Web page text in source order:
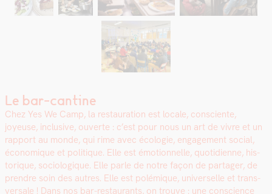
Le bar-cantine
Chez Yes We Camp, la restau­ra­tion est locale, con­sciente,
joyeuse, inclu­sive, ouverte : c’est pour nous un art de vivre et un
rap­port au monde, qui rime avec écolo­gie, engage­ment social,
économique et poli­tique. Elle est émo­tion­nelle, quo­ti­di­enne, his­
torique, soci­ologique. Elle par­le de notre façon de partager, de
pren­dre soin des autres. Elle est polémique, uni­verselle et trans­
ver­sale ! Dans nos bar-restau­rants, on trou­ve : une con­science